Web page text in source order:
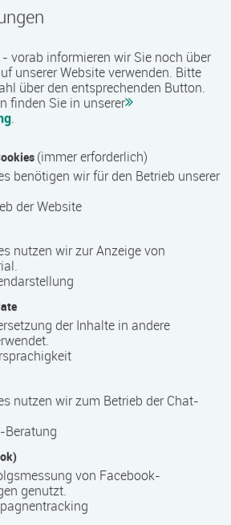
/ Zertifikat des Anbieters
vorab informieren wir Sie noch über
unserer Website verwenden. Bitte
über den entsprechenden Button.
finden Sie in unserer
.
(immer erforderlich)
benötigen wir für den Betrieb unserer
der Website
nutzen wir zur Anzeige von
der Inhalte in andere
nutzen wir zum Betrieb der Chat-
Beratung
von Facebook-
genutzt.